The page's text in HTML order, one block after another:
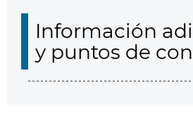
Información
y puntos de